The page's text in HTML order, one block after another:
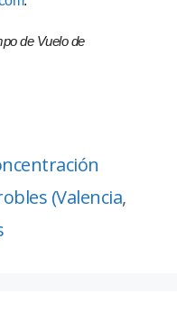
de Vuelo de
(Valencia,